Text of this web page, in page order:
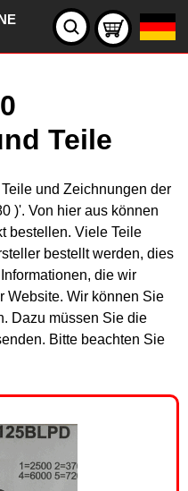
Teile
und Zeichnungen der
)'. Von hier aus können
bestellen. Viele Teile
bestellt werden, dies
die wir
Website. Wir können Sie
Dazu müssen Sie die
Bitte beachten Sie